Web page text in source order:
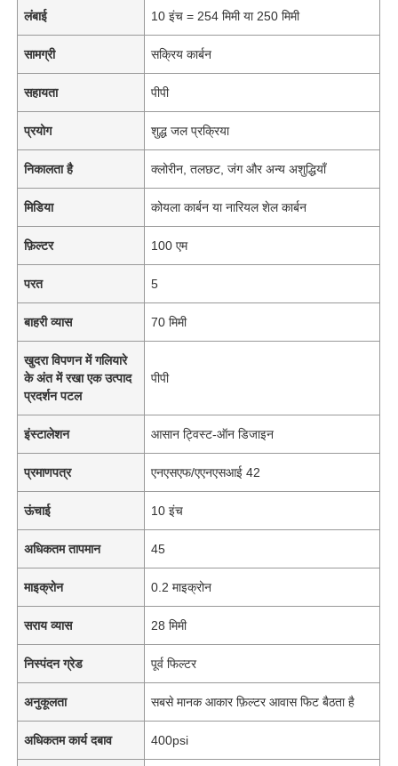
होम
उत्पाद
वीडियो
लंबाई 10 इंच = 254 मिमी या 250 मिमी
सामग्री सक्रिय कार्बन
सहायता पीपी
प्रयोग शुद्ध जल प्रक्रिया
निकालता है क्लोरीन, तलछट, जंग और अन्य अशुद्धियाँ
मिडिया कोयला कार्बन या नारियल शेल कार्बन
फ़िल्टर 100 एम
परत 5
बाहरी व्यास 70 मिमी
खुदरा विपणन में गलियारे
के अंत में रखा एक उत्पाद
प्रदर्शन पटल
पीपी
इंस्टालेशन आसान ट्विस्ट-ऑन डिजाइन
प्रमाणपत्र एनएसएफ/एएनएसआई 42
ऊंचाई 10 इंच
अधिकतम तापमान 45
माइक्रोन 0.2 माइक्रोन
सराय व्यास 28 मिमी
निस्पंदन ग्रेड पूर्व फिल्टर
अनुकूलता सबसे मानक आकार फ़िल्टर आवास फिट बैठता है
अधिकतम कार्य दबाव 400psi